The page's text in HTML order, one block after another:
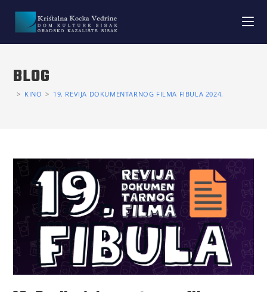
BLOG
> KINO > 19. REVIJA DOKUMENTARNOG FILMA FIBULA 2024.